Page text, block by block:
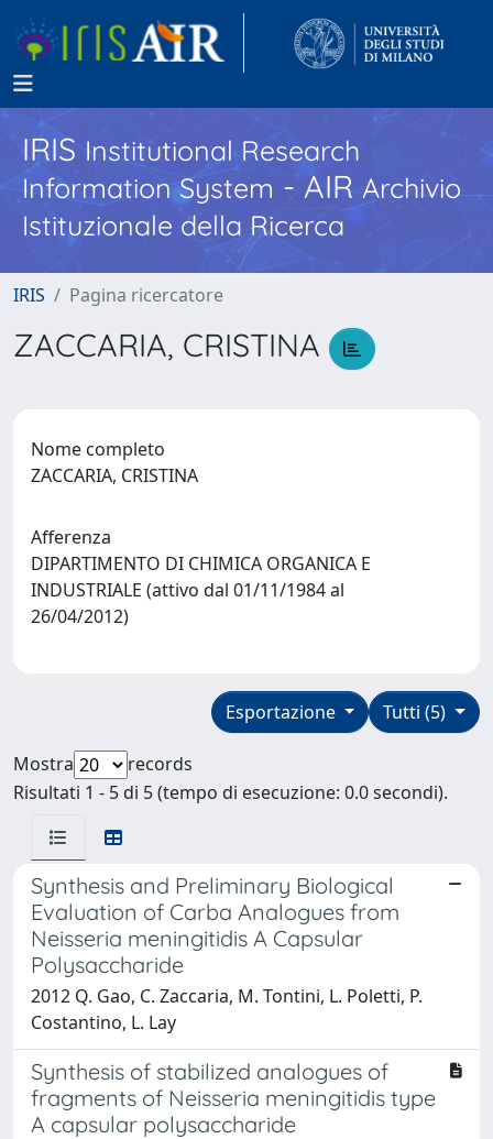
IRISInstitutional Research
Information System - AIR Archivio
Istituzionale della Ricerca
IRIS Pagina ricercatore
ZACCARIA, CRISTINA
Nome completo
ZACCARIA, CRISTINA
Afferenza
DIPARTIMENTO DI CHIMICA ORGANICA E
INDUSTRIALE (attivo dal 01/11/1984 al
26/04/2012)
Tutti (5)
Esportazione
Mostra
records
Risultati 1 - 5 di 5 (tempo di esecuzione: 0.0 secondi).
Synthesis and Preliminary Biological
Evaluation of Carba Analogues from
Neisseria meningitidis A Capsular
Polysaccharide
2012 Q. Gao, C. Zaccaria, M. Tontini, L. Poletti, P.
Costantino, L. Lay
Synthesis of stabilized analogues of
fragments of Neisseria meningitidis type
A capsular polysaccharide